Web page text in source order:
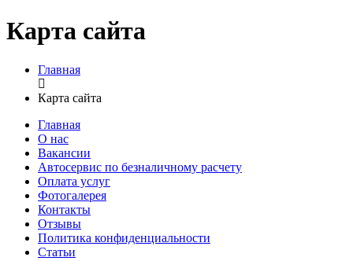
Карта сайта
Главная
Карта сайта
Главная
О нас
Вакансии
Автосервис по безналичному расчету
Оплата услуг
Фотогалерея
Контакты
Отзывы
Политика конфиденциальности
Статьи